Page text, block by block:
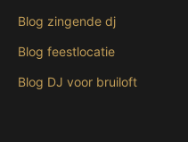
Blog zingende dj
Blog feestlocatie
Blog DJ voor bruiloft